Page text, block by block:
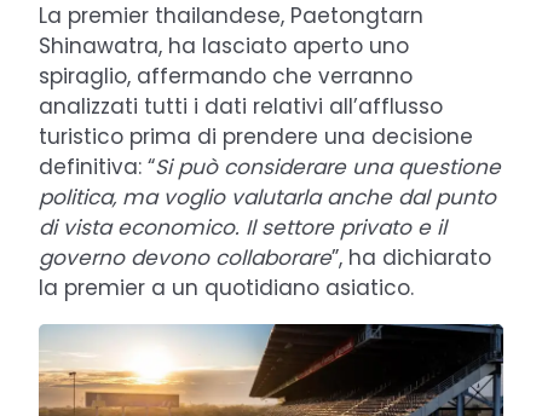
La premier thailandese, Paetongtarn
Shinawatra, ha lasciato aperto uno
spiraglio, affermando che verranno
analizzati tutti i dati relativi all’afflusso
turistico prima di prendere una decisione
definitiva: “Si può considerare una questione
politica, ma voglio valutarla anche dal punto
di vista economico. Il settore privato e il
governo devono collaborare”, ha dichiarato
la premier a un quotidiano asiatico.